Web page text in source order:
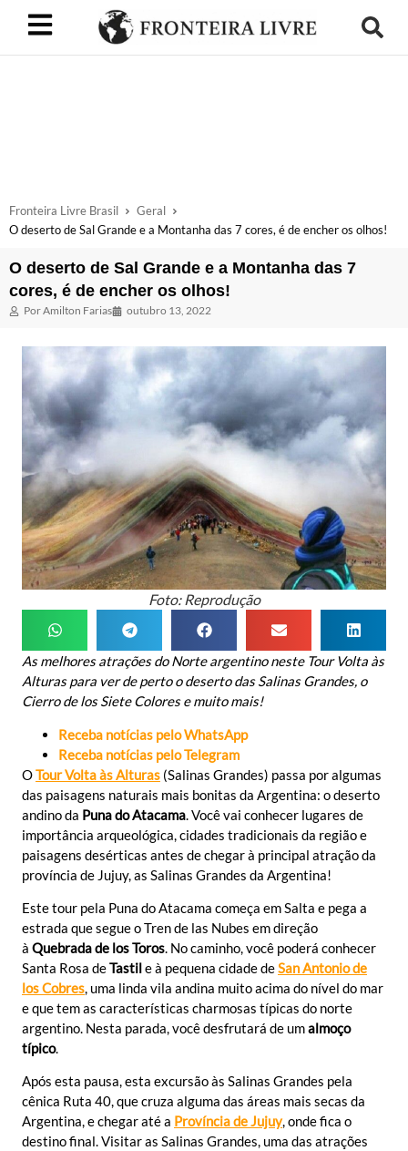
Fronteira Livre Brasil
Geral
O deserto de Sal Grande e a Montanha das 7 cores, é de encher os olhos!
O deserto de Sal Grande e a Montanha das 7
cores, é de encher os olhos!
PorAmilton Farias outubro 13, 2022
Foto: Reprodução
As melhores atrações do Norte argentino neste Tour Volta às
Alturas para ver de perto o deserto das Salinas Grandes, o
Cierro de los Siete Colores e muito mais!
Receba notícias pelo WhatsApp
Receba notícias pelo Telegram
OTour Volta às Alturas (Salinas Grandes) passa por algumas
das paisagens naturais mais bonitas da Argentina: o deserto
andino da Puna do Atacama . Você vai conhecer lugares de
importância arqueológica, cidades tradicionais da região e
paisagens desérticas antes de chegar à principal atração da
província de Jujuy, as Salinas Grandes da Argentina!
Este tour pela Puna do Atacama começa em Salta e pega a
estrada que segue o Tren de las Nubes em direção
à Quebrada de los Toros. No caminho, você poderá conhecer
Santa Rosa deTastile à pequena cidade deSan Antonio de
los Cobres, uma linda vila andina muito acima do nível do mar
e que tem as características charmosas típicas do norte
argentino. Nesta parada, você desfrutará de umalmoço
típico.
Após esta pausa, esta excursão às Salinas Grandes pela
cênica Ruta 40, que cruza alguma das áreas mais secas da
Argentina, e chegar até a Província de Jujuy, onde fica o
destino final. Visitar as Salinas Grandes, uma das atrações